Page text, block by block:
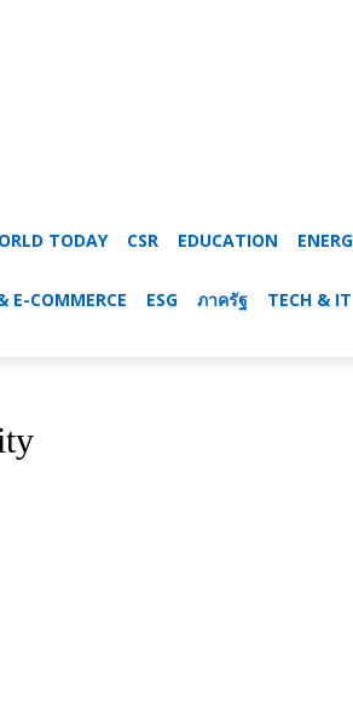
TODAY CSR EDUCATION
E-COMMERCE ESG ภาครัฐ TECH & IT